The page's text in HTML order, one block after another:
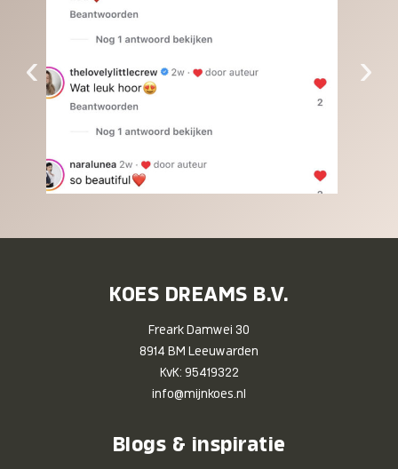
‹ ›
KOES DREAMS B.V.
Freark Damwei 30
8914 BM Leeuwarden
KvK: 95419322
info@mijnkoes.nl
Blogs & inspiratie